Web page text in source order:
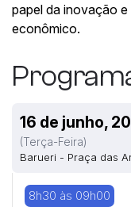
papel da inovação
econômico.
16 de junho,
(terça-Feira)
Barueri - Praça das
8h30 às 09h00